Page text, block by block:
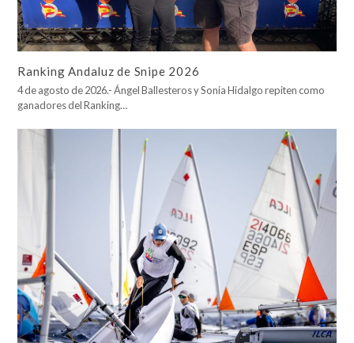
Ranking Andaluz de Snipe 2026
4 de agosto de 2026.- Ángel Ballesteros y Sonia Hidalgo repiten como
ganadores del Ranking…